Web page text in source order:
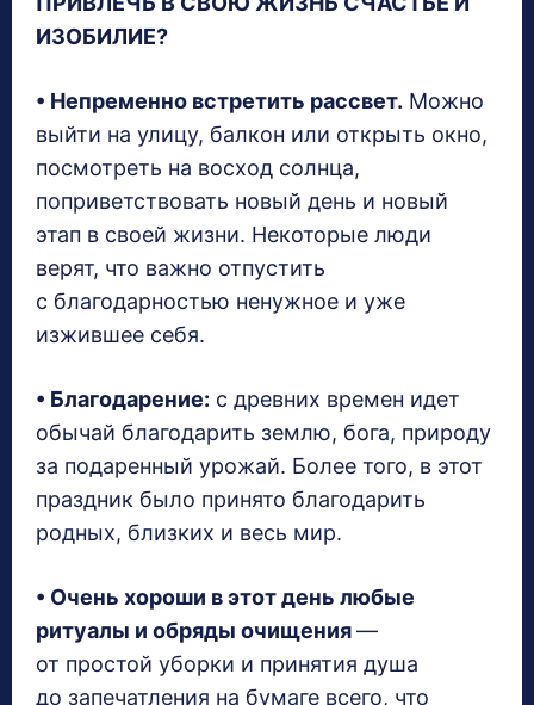
ИЗОБИЛИЕ?
• Непременно встретить рассвет. Можно
выйти на улицу, балкон или открыть окно,
посмотреть на восход солнца,
поприветствовать новый день и новый
этап в своей жизни. Некоторые люди
верят, что важно отпустить
с благодарностью ненужное и уже
изжившее себя.
• Благодарение: с древних времен идет
обычай благодарить землю, бога, природу
за подаренный урожай. Более того, в этот
праздник было принято благодарить
родных, близких и весь мир.
• Очень хороши в этот день любые
ритуалы и обряды очищения—
от простой уборки и принятия душа
до запечатления на бумаге всего, что